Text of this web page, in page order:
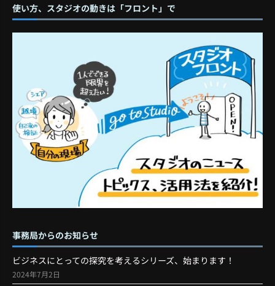
使い方、スタジオの動きは「フロント」で
事務局からのお知らせ
ビジネスにとっての探究を考えるシリーズ、始まります！
2024年7月2日